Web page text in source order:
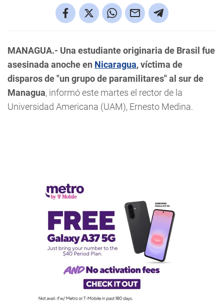
MANAGUA.- Una estudiante originaria de Brasil fue
asesinada anoche en Nicaragua, víctima de
disparos de "un grupo de paramilitares" al sur de
Managua, informó este martes el rector de la
Universidad Americana (UAM), Ernesto Medina.